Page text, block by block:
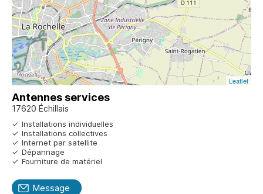
Leaflet
Antennes services
17620 Échillais
Installations individuelles
Installations collectives
Internet par satellite
Dépannage
Fourniture de matériel
Message